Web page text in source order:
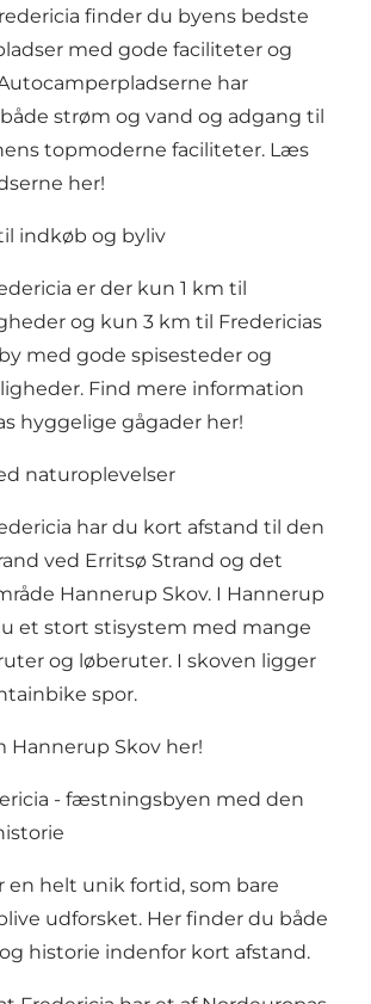
finder du byens bedste
med gode faciliteter og
har
strøm og vand og adgang til
topmoderne faciliteter. Læs
her!
indkøb og byliv
er der kun 1 km til
og kun 3 km til Fredericias
med gode spisesteder og
Find mere information
hyggelige gågader her!
naturoplevelser
har du kort afstand til den
ved Erritsø Strand og det
Hannerup Skov. I Hannerup
et stort stisystem med mange
og løberuter. I skoven ligger
spor.
Hannerup Skov her!
- fæstningsbyen med den
en helt unik fortid, som bare
udforsket. Her finder du både
og historie indenfor kort afstand.